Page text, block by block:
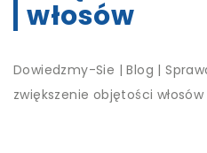
włosów
Dowiedzmy-Sie |Blog |
zwiększenie objętości włosów